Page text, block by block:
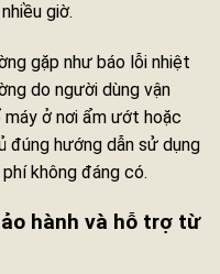
giờ.
gặp như báo lỗi nhiệt
do người dùng vận
máy ở nơi ẩm ướt hoặc
đúng hướng dẫn sử dụng
không đáng có.
hành và hỗ trợ từ